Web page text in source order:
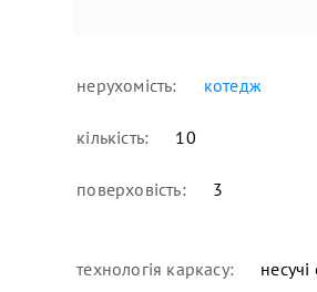
нерухомість: котедж
кількість: 10
поверховість: 3
технологія каркасу: несучі